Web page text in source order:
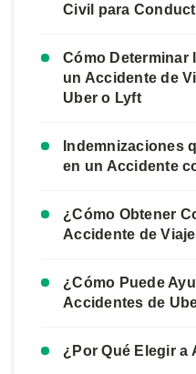
Civil para
Cómo Determinar
un Accidente de
Uber o Lyft
Indemnizaciones
en un Accidente
¿Cómo Obtener
Accidente de
¿Cómo Puede
Accidentes de
¿Por Qué Elegir a